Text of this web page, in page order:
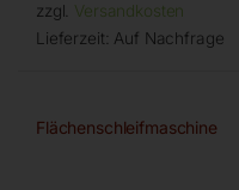
zzgl. Versandkosten
Lieferzeit: Auf Nachfrage
Flächenschleifmaschine